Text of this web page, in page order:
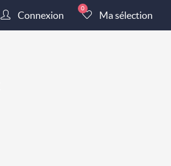
Connexion
0
Ma sélection